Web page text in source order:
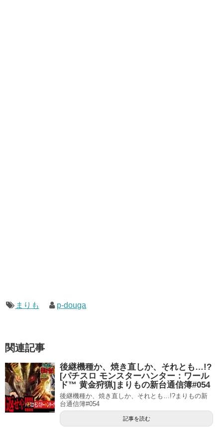
まりも p-douga
関連記事
後継機種か、焼き直しか、それとも…!?
[パチスロ モンスターハンター：ワール
ド™ 黄金狩猟]まりもの新台通信簿#054
後継機種か、焼き直しか、それとも…!?まりもの新
台通信簿#054
記事を読む